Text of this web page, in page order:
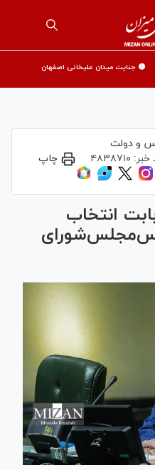
🟡 جنایت میدان علیخانی اصفهان
و دولت
خبر: ۴۸۳۸۷۱۰ چاپ
انتخاب